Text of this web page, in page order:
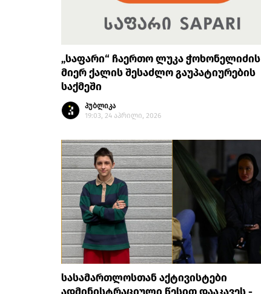
„საფარი“ ჩაერთო ლუკა ჭოხონელიძის
მიერ ქალის შესაძლო გაუპატიურების
საქმეში
პუბლიკა
19:03, 24 აპრილი, 2026
სასამართლოსთან აქტივისტები